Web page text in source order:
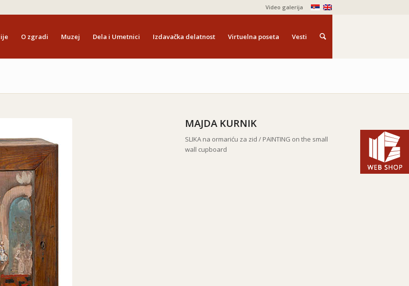
Video galerija
O zgradi Muzej Dela i Umetnici Izdavačka delatnost Virtuelna poseta Vesti
MAJDA KURNIK
SLIKA na ormariću za zid /PAINTING on the small
wall cupboard